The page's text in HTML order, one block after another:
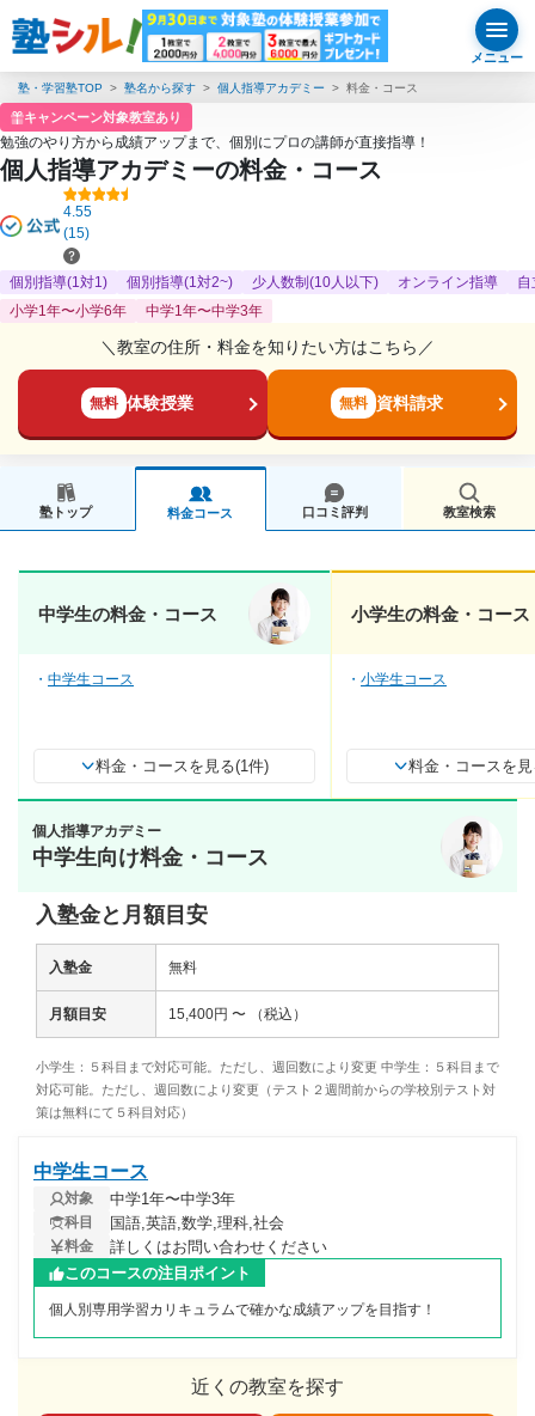
メニュー
塾・学習塾TOP 塾名から探す 個人指導アカデミー 料金・コース
キャンペーン対象教室あり
勉強のやり方から成績アップまで、個別にプロの講師が直接指導！
個人指導アカデミーの料金・コース
4.55
(15)
個別指導(1対1) 個別指導(1対2~) 少人数制(10人以下) オンライン指導
自
小学1年〜小学6年
中学1年〜中学3年
＼教室の住所・料金を知りたい方はこちら／
無料 体験授業 無料 資料請求
塾トップ 料金コース 口コミ評判 教室検索
中学生の料金・コース
中学生コース
料金・コースを見る(1件)
小学生の料金・コース
小学生コース
料金・コースを
個人指導アカデミー
中学生向け料金・コース
入塾金と月額目安
入塾金 無料
月額目安 15,400円 〜 （税込）
小学生：５科目まで対応可能。ただし、週回数により変更 中学生：５科目まで
対応可能。ただし、週回数により変更（テスト２週間前からの学校別テスト対
策は無料にて５科目対応）
中学生コース
対象 中学1年〜中学3年
科目 国語,英語,数学,理科,社会
料金
詳しくはお問い合わせください
このコースの注目ポイント
個人別専用学習カリキュラムで確かな成績アップを目指す！
近くの教室を探す